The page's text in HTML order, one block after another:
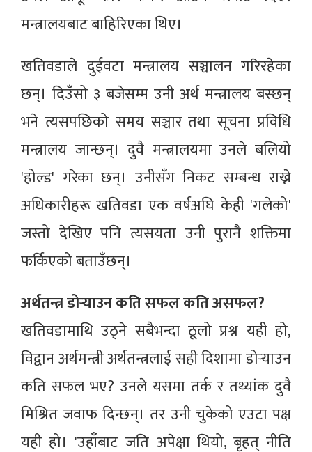
मन्त्रालयबाट बाहिरिएका थिए।
खतिवडाले दुईवटा मन्त्रालय सञ्चालन गरिरहेका
छन्। दिउँसो ३ बजेसम्म उनी अर्थ मन्त्रालय बस्छन्
भने त्यसपछिको समय सञ्चार तथा सूचना प्रविधि
मन्त्रालय जान्छन्। दुवै मन्त्रालयमा उनले बलियो
'होल्ड' गरेका छन्। उनीसँग निकट सम्बन्ध राख्ने
अधिकारीहरू खतिवडा एक वर्षअघि केही 'गलेको'
जस्तो देखिए पनि त्यसयता उनी पुरानै शक्तिमा
फर्किएको बताउँछन्।
अर्थतन्त्र डोर्‍याउन कति सफल कति असफल?
खतिवडामाथि उठ्ने सबैभन्दा ठूलो प्रश्न यही हो,
विद्वान अर्थमन्त्री अर्थतन्त्रलाई सही दिशामा डोर्‍याउन
कति सफल भए? उनले यसमा तर्क र तथ्यांक दुवै
मिश्रित जवाफ दिन्छन्। तर उनी चुकेको एउटा पक्ष
यही हो। 'उहाँबाट जति अपेक्षा थियो, बृहत् नीति